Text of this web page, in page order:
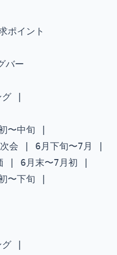
ポイント
バー
|
〜中旬 |
次会 | 6月下旬〜7月 |
| 6月末〜7月初 |
〜下旬 |
|